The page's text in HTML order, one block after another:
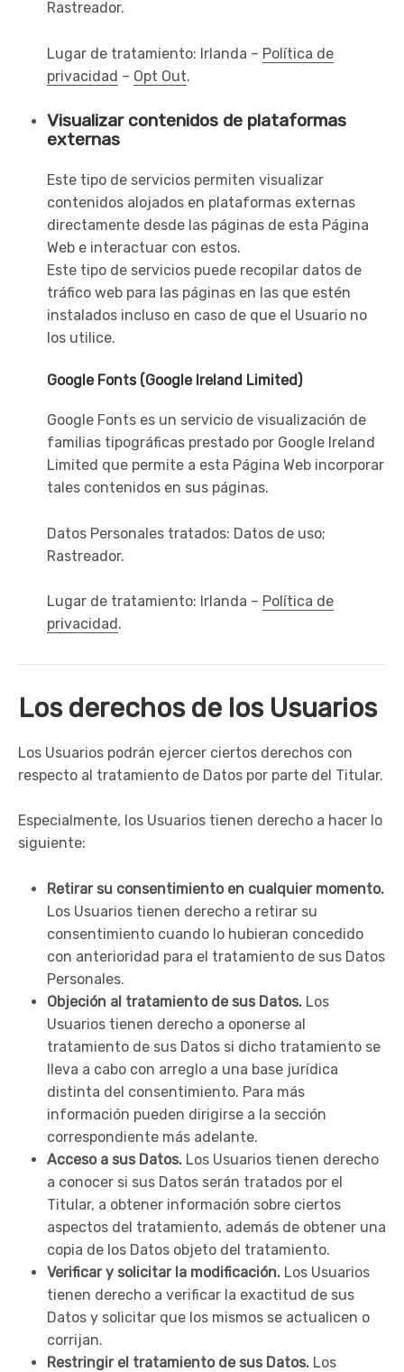
Rastreador.
Lugar de tratamiento: Irlanda – Política de
privacidad – Opt Out.
Visualizar contenidos de plataformas
externas
Este tipo de servicios permiten visualizar
contenidos alojados en plataformas externas
directamente desde las páginas de esta Página
Web e interactuar con estos.
Este tipo de servicios puede recopilar datos de
tráfico web para las páginas en las que estén
instalados incluso en caso de que el Usuario no
los utilice.
Google Fonts (Google Ireland Limited)
Google Fonts es un servicio de visualización de
familias tipográficas prestado por Google Ireland
Limited que permite a esta Página Web incorporar
tales contenidos en sus páginas.
Datos Personales tratados: Datos de uso;
Rastreador.
Lugar de tratamiento: Irlanda – Política de
privacidad .
Los derechos de los Usuarios
Los Usuarios podrán ejercer ciertos derechos con
respecto al tratamiento de Datos por parte del Titular.
Especialmente, los Usuarios tienen derecho a hacer lo
siguiente:
Retirar su consentimiento en cualquier momento.
Los Usuarios tienen derecho a retirar su
consentimiento cuando lo hubieran concedido
con anterioridad para el tratamiento de sus Datos
Personales.
Objeción al tratamiento de sus Datos. Los
Usuarios tienen derecho a oponerse al
tratamiento de sus Datos si dicho tratamiento se
lleva a cabo con arreglo a una base jurídica
distinta del consentimiento. Para más
información pueden dirigirse a la sección
correspondiente más adelante.
Acceso a sus Datos. Los Usuarios tienen derecho
a conocer si sus Datos serán tratados por el
Titular, a obtener información sobre ciertos
aspectos del tratamiento, además de obtener una
copia de los Datos objeto del tratamiento.
Verificar y solicitar la modificación. Los Usuarios
tienen derecho a verificar la exactitud de sus
Datos y solicitar que los mismos se actualicen o
corrijan.
Restringir el tratamiento de sus Datos. Los